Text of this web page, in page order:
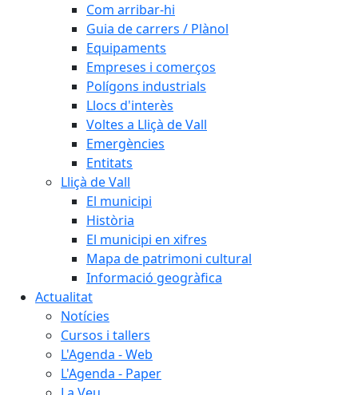
Com arribar-hi
Guia de carrers / Plànol
Equipaments
Empreses i comerços
Polígons industrials
Llocs d'interès
Voltes a Lliçà de Vall
Emergències
Entitats
Lliçà de Vall
El municipi
Història
El municipi en xifres
Mapa de patrimoni cultural
Informació geogràfica
Actualitat
Notícies
Cursos i tallers
L'Agenda - Web
L'Agenda - Paper